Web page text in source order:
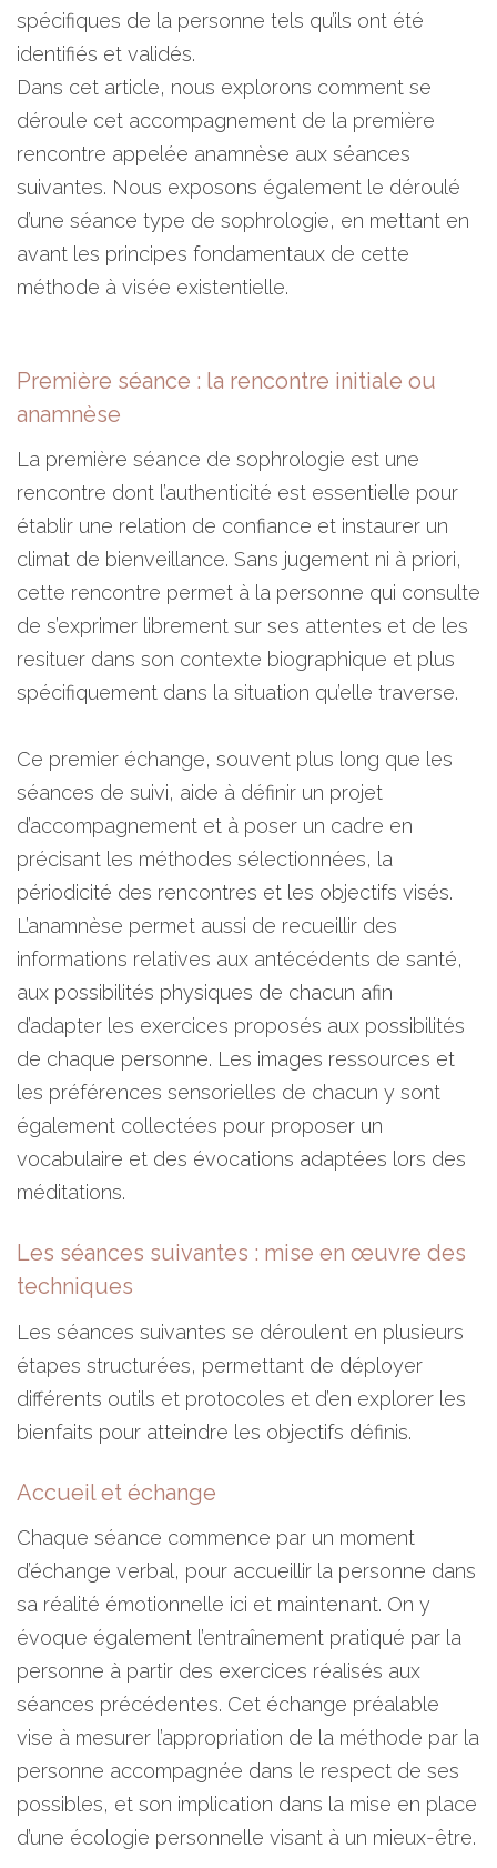
spécifiques de la personne tels qu’ils ont été
identifiés et validés.
Dans cet article, nous explorons comment se
déroule cet accompagnement de la première
rencontre appelée anamnèse aux séances
suivantes. Nous exposons également le déroulé
d’une séance type de sophrologie, en mettant en
avant les principes fondamentaux de cette
méthode à visée existentielle.
Première séance : la rencontre initiale ou
anamnèse
La première séance de sophrologie est une
rencontre dont l’authenticité est essentielle pour
établir une relation de confiance et instaurer un
climat de bienveillance. Sans jugement ni à priori,
cette rencontre permet à la personne qui consulte
de s’exprimer librement sur ses attentes et de les
resituer dans son contexte biographique et plus
spécifiquement dans la situation qu’elle traverse.
Ce premier échange, souvent plus long que les
séances de suivi, aide à définir un projet
d’accompagnement et à poser un cadre en
précisant les méthodes sélectionnées, la
périodicité des rencontres et les objectifs visés.
L’anamnèse permet aussi de recueillir des
informations relatives aux antécédents de santé,
aux possibilités physiques de chacun afin
d’adapter les exercices proposés aux possibilités
de chaque personne. Les images ressources et
les préférences sensorielles de chacun y sont
également collectées pour proposer un
vocabulaire et des évocations adaptées lors des
méditations.
Les séances suivantes : mise en œuvre des
techniques
Les séances suivantes se déroulent en plusieurs
étapes structurées, permettant de déployer
différents outils et protocoles et d’en explorer les
bienfaits pour atteindre les objectifs définis.
Accueil et échange
Chaque séance commence par un moment
d’échange verbal, pour accueillir la personne dans
sa réalité émotionnelle ici et maintenant. On y
évoque également l’entraînement pratiqué par la
personne à partir des exercices réalisés aux
séances précédentes. Cet échange préalable
vise à mesurer l’appropriation de la méthode par la
personne accompagnée dans le respect de ses
possibles, et son implication dans la mise en place
d’une écologie personnelle visant à un mieux-être.